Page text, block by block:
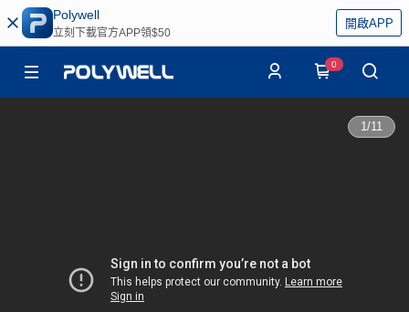
Polywell
立刻下載官方APP領$50
開啟APP
0
1/11